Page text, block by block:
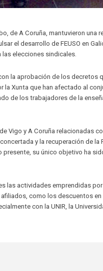
de A Coruña, mantuvieron una
el desarrollo de FEUSO en
las elecciones sindicales.
la aprobación de los decretos
la Xunta que han afectado al
de los trabajadores de la
Vigo y A Coruña relacionadas
y la recuperación de la
presente, su único objetivo ha
las actividades emprendidas por
como los descuentos
con la UNIR, la